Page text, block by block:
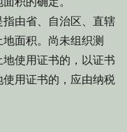
由省、自治区、直辖
面积。尚未组织测
使用证书的，以证书
用证书的，应由纳税